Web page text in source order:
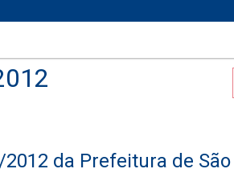
da Prefeitura de